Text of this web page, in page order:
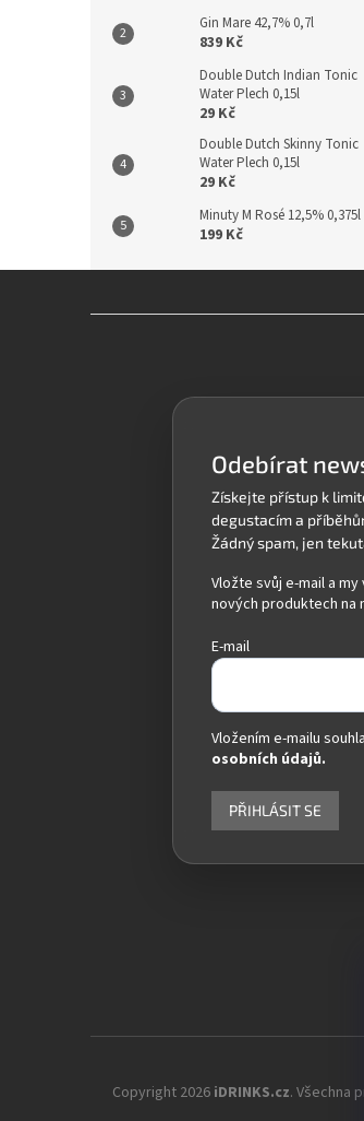
Gin Mare 42,7% 0,7l
839 Kč
Double Dutch Indian Tonic
Water Plech 0,15l
29 Kč
Double Dutch Skinny Tonic
Water Plech 0,15l
29 Kč
Minuty M Rosé 12,5% 0,375l
199 Kč
Odebírat
Vložte svůj e-mail a
nových produktech na
E-mail
Vložením e-mailu
osobních údajů.
PŘIHLÁSIT SE
Copyright 2026 iDRINKS.cz. Všechna